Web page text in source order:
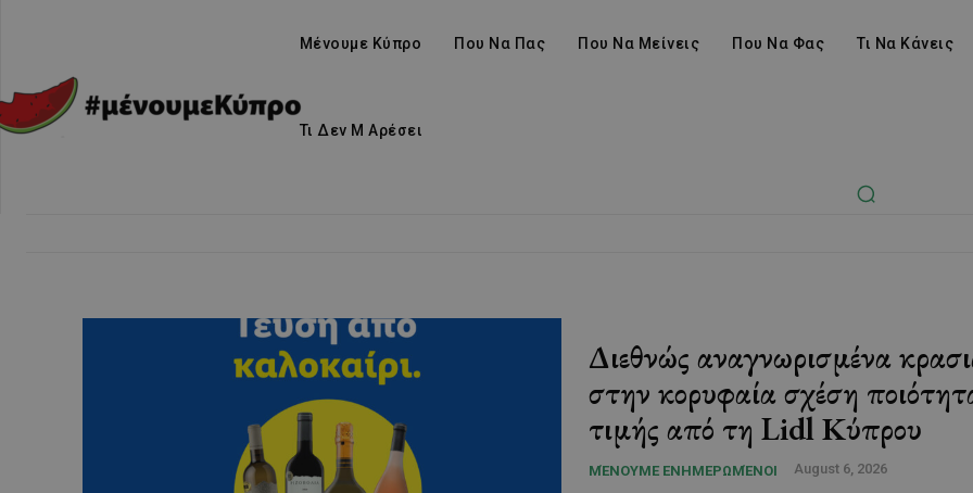
Μένουμε Κύπρο Που Να Πας Που Να Μείνεις Που Να Φας Τι Να Κάνεις
Τι Δεν Μ Αρέσει
Διεθνώς αναγνωρισμένα
στην κορυφαία σχέση
τιμής από τη Lidl Κύπρου
ΜΈΝΟΥΜΕ ΕΝΗΜΕΡΩΜΈΝΟΙ August 6, 2026